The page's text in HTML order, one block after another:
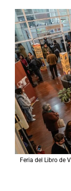
Feria del Libro de